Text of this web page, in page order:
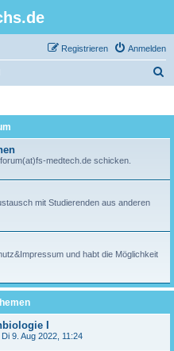
Anmelden
Registrieren
medtech.de schicken.
mit Studierenden aus anderen
und habt die Möglichkeit
I
Di 9. Aug 2022, 11:24